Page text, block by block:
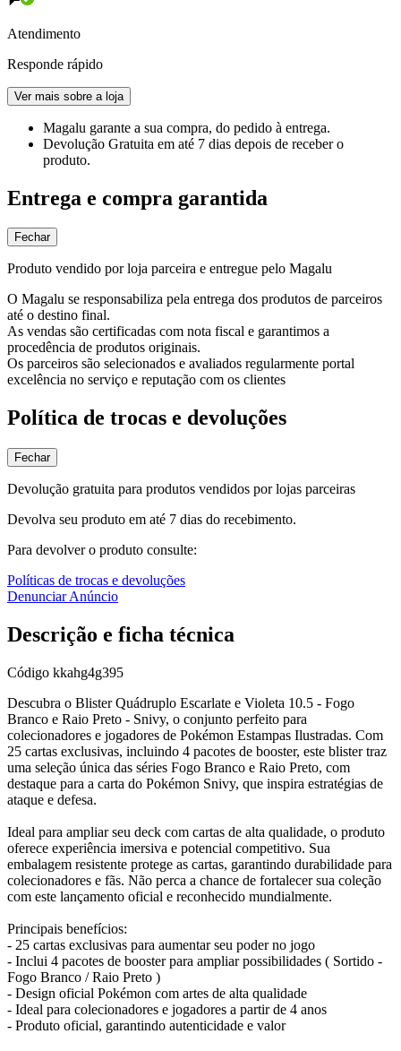
Atendimento
Responde rápido
Ver mais sobre a loja
Magalu garante a sua compra, do pedido à entrega.
Devolução Gratuita em até 7 dias depois de receber o
produto.
Entrega e compra garantida
Fechar
Produto vendido por loja parceira e entregue pelo Magalu
O Magalu se responsabiliza pela entrega dos produtos de parceiros
até o destino final.
As vendas são certificadas com nota fiscal e garantimos a
procedência de produtos originais.
Os parceiros são selecionados e avaliados regularmente portal
excelência no serviço e reputação com os clientes
Política de trocas e devoluções
Fechar
Devolução gratuita para produtos vendidos por lojas parceiras
Devolva seu produto em até 7 dias do recebimento.
Para devolver o produto consulte:
Políticas de trocas e devoluções
Denunciar Anúncio
Descrição e ficha técnica
Código kkahg4g395
Descubra o Blister Quádruplo Escarlate e Violeta 10.5 - Fogo
Branco e Raio Preto - Snivy, o conjunto perfeito para
colecionadores e jogadores de Pokémon Estampas Ilustradas. Com
25 cartas exclusivas, incluindo 4 pacotes de booster, este blister traz
uma seleção única das séries Fogo Branco e Raio Preto, com
destaque para a carta do Pokémon Snivy, que inspira estratégias de
ataque e defesa.
Ideal para ampliar seu deck com cartas de alta qualidade, o produto
oferece experiência imersiva e potencial competitivo. Sua
embalagem resistente protege as cartas, garantindo durabilidade para
colecionadores e fãs. Não perca a chance de fortalecer sua coleção
com este lançamento oficial e reconhecido mundialmente.
Principais benefícios:
- 25 cartas exclusivas para aumentar seu poder no jogo
- Inclui 4 pacotes de booster para ampliar possibilidades ( Sortido -
Fogo Branco / Raio Preto )
- Design oficial Pokémon com artes de alta qualidade
- Ideal para colecionadores e jogadores a partir de 4 anos
- Produto oficial, garantindo autenticidade e valor